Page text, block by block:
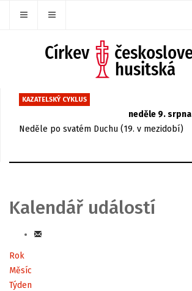
KAZATELSKÝ CYKLUS
neděle 9. srpna
Neděle po svatém Duchu (19. v mezidobí)
Kalendář událostí
Rok
Měsíc
Týden